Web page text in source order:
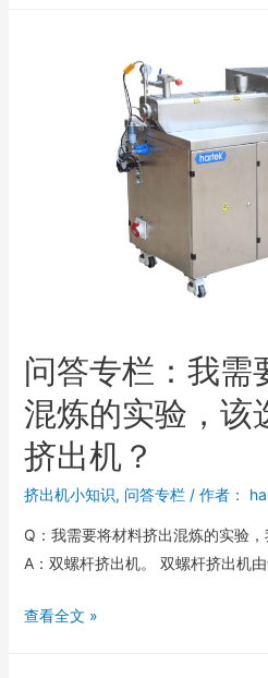
问答专栏：我需
混炼的实验，该
挤出机？
挤出机小知识, 问答专栏/ 作者：
Q：我需要将材料挤出混炼的实验
A：双螺杆挤出机。 双螺杆挤出机
查看全文 »